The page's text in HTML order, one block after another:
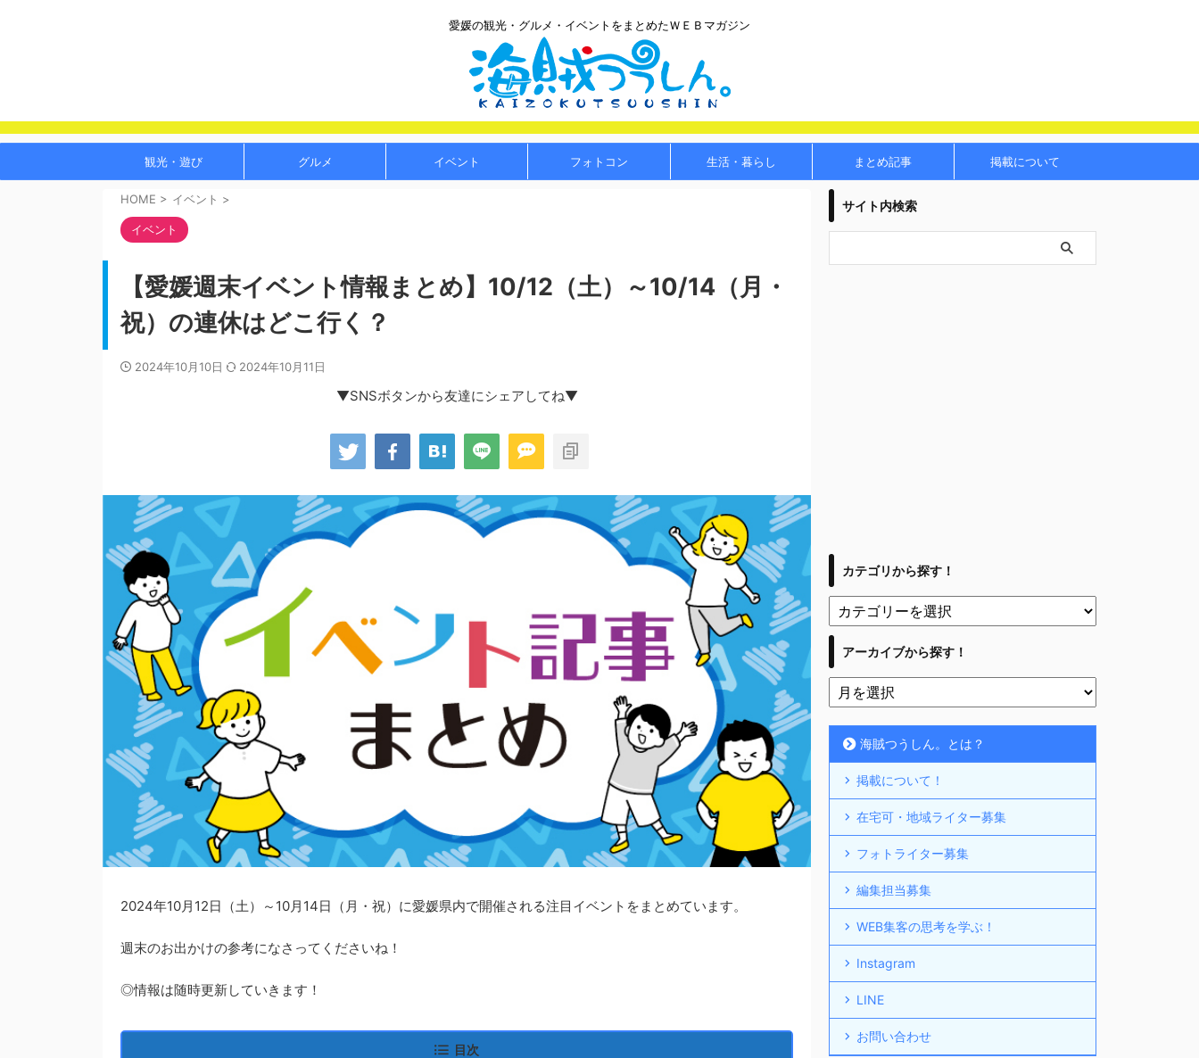
愛媛の観光・グルメ・イベントをまとめたＷＥＢマガジン
観光・遊び グルメ イベント フォトコン 生活・暮らし まとめ記事 掲載について
HOME > イベント >
イベント
【愛媛週末イベント情報まとめ】10/12（土）～10/14（月・
祝）の連休はどこ行く？
2024年10月10日 2024年10月11日
▼SNSボタンから友達にシェアしてね▼
2024年10月12日（土）～10月14日（月・祝）に愛媛県内で開催される注目イベントをまとめています。
週末のお出かけの参考になさってくださいね！
◎情報は随時更新していきます！
目次
サイト内検索
カテゴリから探す！
アーカイブから探す！
海賊つうしん。とは？
掲載について！
在宅可・地域ライター募集
フォトライター募集
編集担当募集
WEB集客の思考を学ぶ！
Instagram
LINE
お問い合わせ